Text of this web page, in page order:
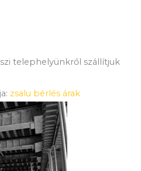
telephelyünkről szállítjuk
zsalu bérlés árak